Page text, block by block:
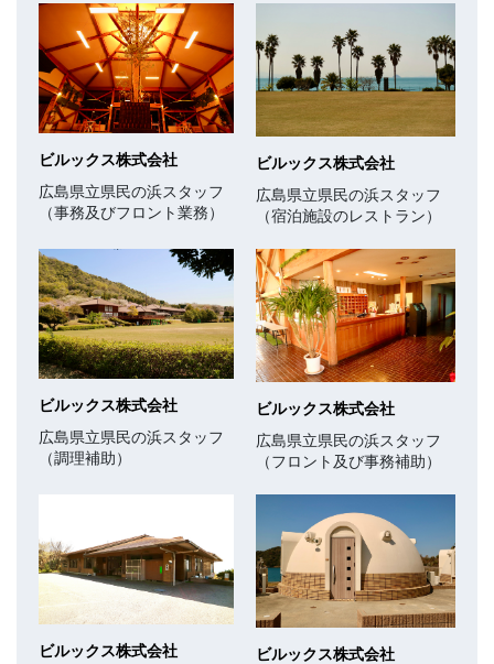
ビルックス株式会社
広島県立県民の浜スタッフ
（事務及びフロント業務）
ビルックス株式会社
広島県立県民の浜スタッフ
（宿泊施設のレストラン）
ビルックス株式会社
広島県立県民の浜スタッフ
（調理補助）
ビルックス株式会社
広島県立県民の浜スタッフ
（フロント及び事務補助）
ビルックス株式会社
ビルックス株式会社